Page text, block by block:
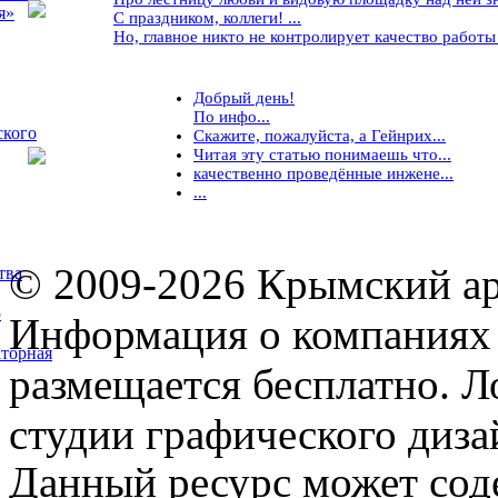
С праздником, коллеги! ...
Но, главное никто не контролирует качество
Добрый день!
По инфо...
Скажите, пожалуйста, а Гейнрих...
Читая эту статью понимаешь что...
качественно проведённые инжене...
...
© 2009-2026 Крымский
Информация о компаниях
размещается бесплатно.
студии графического
Данный ресурс может